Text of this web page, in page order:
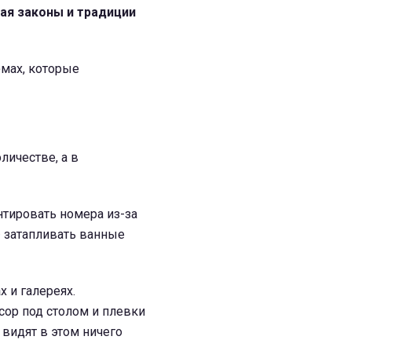
законы и традиции
которые
а в
номера из-за
ванные
и галереях.
под столом и плевки
в этом ничего